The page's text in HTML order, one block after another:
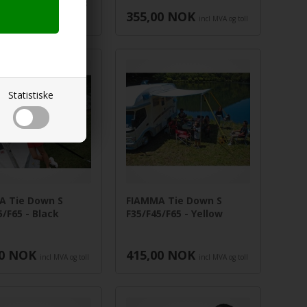
Statistiske
355,00 NOK incl MVA og toll
Tie Down S
F65 - Black
NOK incl MVA og toll
FIAMMA Tie Down S
F35/F45/F65 - Yellow
415,00 NOK incl MVA og toll